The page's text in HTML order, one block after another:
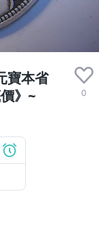
寶本省
》~
0